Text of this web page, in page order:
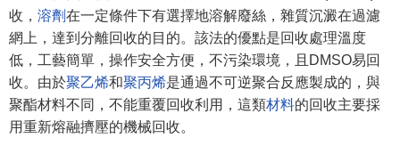
收， 溶劑在一定條件下有選擇地溶解廢絲，雜質沉澱在過濾
網上，達到分離回收的目的。該法的優點是回收處理溫度
低，工藝簡單，操作安全方便，不污染環境，且DMSO易回
收。由於聚乙烯和聚丙烯是通過不可逆聚合反應製成的，與
聚酯材料不同，不能重覆回收利用，這類材料的回收主要採
用重新熔融擠壓的機械回收。